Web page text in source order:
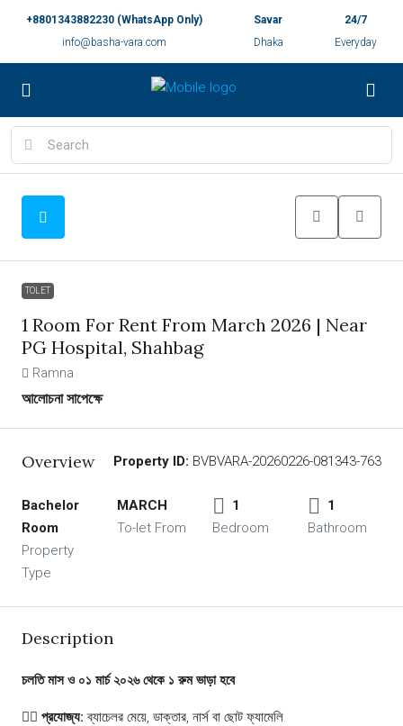
+8801343882230 (WhatsApp Only)
info@basha-vara.com
Savar
Dhaka
24/7
Everyday
TOLET
1 Room For Rent From March 2026 | Near
PG Hospital, Shahbag
Ramna
আলােচনা সাপেক্ষে
Overview Property ID: BVBVARA-20260226-081343-763
Bachelor
Room
Property
Type
MARCH
To-let From
1
Bedroom
1
Bathroom
Description
চলতি মাস ও ০১ মার্চ ২০২৬ থেকে ১ রুম ভাড়া হবে
👩‍⚕️ প্রযোজ্য: ব্যাচেলর মেয়ে, ডাক্তার, নার্স বা ছোট ফ্যামেলি